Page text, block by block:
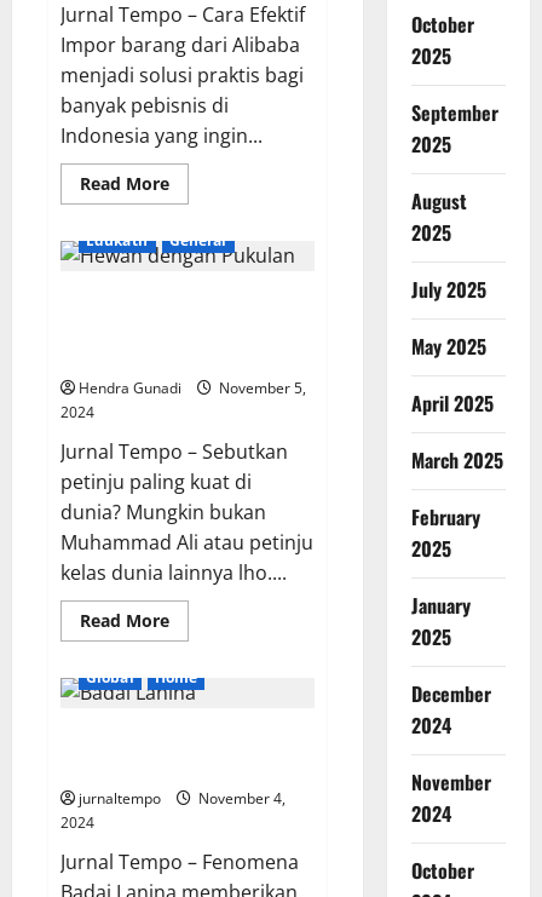
Jurnal Tempo – Cara Efektif
Impor barang dari Alibaba
menjadi solusi praktis bagi
banyak pebisnis di
Indonesia yang ingin...
Read MoreRead
more
Impor
Barang
Edukatif General
Hendra Gunadi
November 5,
2024
Jurnal Tempo – Sebutkan
petinju paling kuat di
dunia? Mungkin bukan
Muhammad Ali atau petinju
kelas dunia lainnya lho....
Read MoreRead
more
Hati!
Inilah
dan
Tendangan
Global Home
jurnaltempo
November 4,
2024
Jurnal Tempo – Fenomena
October
2025
September
2025
August
2025
July 2025
May 2025
April 2025
March 2025
February
2025
January
2025
December
2024
November
2024
October